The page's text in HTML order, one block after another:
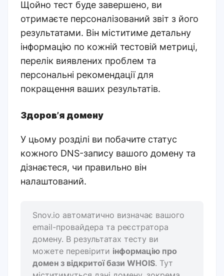
Щойно тест буде завершено, ви
отримаєте персоналізований звіт з його
результатами. Він міститиме детальну
інформацію по кожній тестовій метриці,
перелік виявлених проблем та
персональні рекомендації для
покращення ваших результатів.
Здоровʼя домену
У цьому розділі ви побачите статус
кожного DNS-запису вашого домену та
дізнаєтеся, чи правильно він
налаштований.
Snov.io автоматично визначає вашого
email-провайдера та реєстратора
домену. В результатах тесту ви
можете перевірити інформацію про
домен з відкритої бази WHOIS. Тут